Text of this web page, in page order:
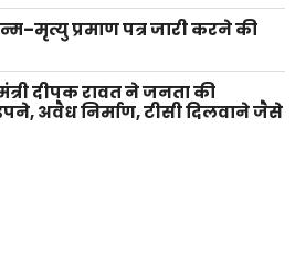
प्रमाण पत्र जारी करने की
दीपक रावत ने जनता की
अवैध निर्माण, टीसी दिलवाने जैसे